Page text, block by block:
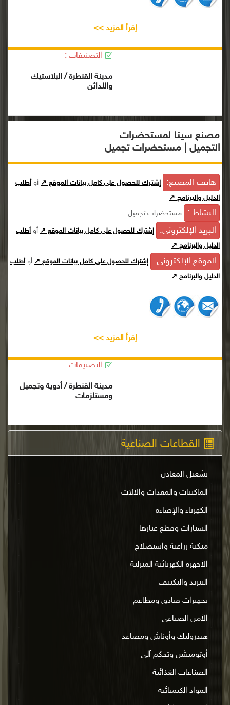
القطاعات الصناعية
تشغيل المعادن
الماكينات والمعدات والآلات
الكهرباء والإضاءة
السيارات وقطع غيارها
ميكنة زراعية واستصلاح
الأجهزة الكهربائية المنزلية
التبريد والتكييف
تجهيزات فنادق ومطاعم
الأمن الصناعي
هيدروليك وأوناش ومصاعد
أوتوميشن وتحكم آلي
الصناعات الغذائية
المواد الكيميائية
إقرأ المزيد >>
التصنيفات :
مدينة القنطرة / البلاستيك
واللدائن
مصنع سينا لمستحضرات
التجميل | مستحضرات تجميل
هاتف المصنع: إشترك للحصول على كامل بيانات الموقع ↗ أوأطلب
الدليل والبرنامج ↗
النشاط : مستحضرات تجميل
البريد الإلكترونى: إشترك للحصول على كامل بيانات الموقع ↗ أوأطلب
الدليل والبرنامج ↗
الموقع الإلكترونى: إشترك للحصول على كامل بيانات الموقع ↗ أوأطلب
الدليل والبرنامج ↗
إقرأ المزيد >>
التصنيفات :
مدينة القنطرة / أدوية وتجميل
ومستلزمات